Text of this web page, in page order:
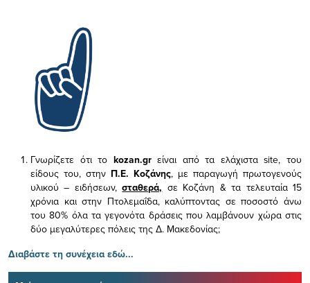
Γνωρίζετε ότι το kozan.gr είναι από τα ελάχισταsite, του
είδους του, στην Π.Ε. Κοζάνης, με παραγωγή πρωτογενούς
υλικού – ειδήσεων,σταθερά, σε Κοζάνη & τα τελευταία 15
χρόνια και στην Πτολεμαΐδα, καλύπτοντας σε ποσοστό άνω
του 80% όλα τα γεγονότα δράσεις που λαμβάνουν χώρα στις
δύο μεγαλύτερες πόλεις της Δ. Μακεδονίας;
Διαβάστε τη συνέχεια εδώ...